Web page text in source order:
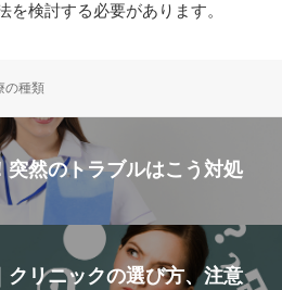
検討する必要があります。
の種類
突然のトラブルはこう対処
クリニックの選び方、注意